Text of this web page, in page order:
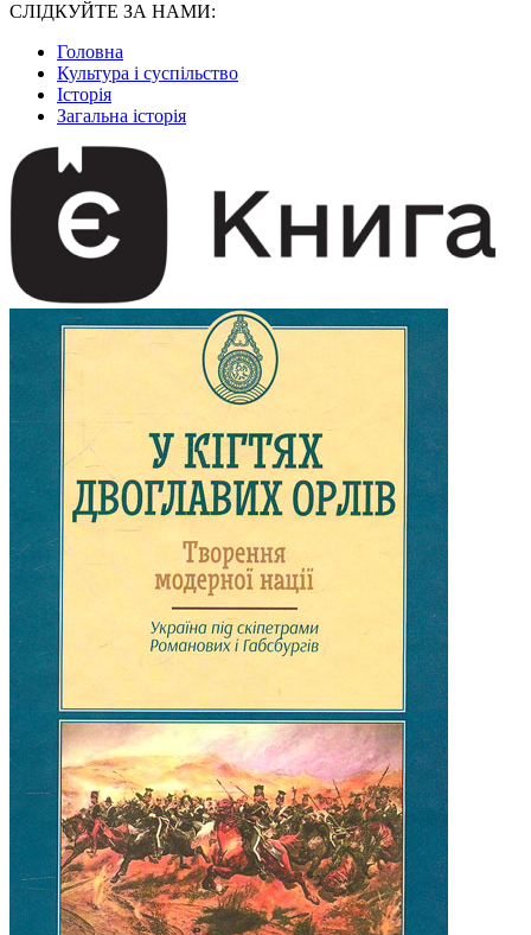
СЛІДКУЙТЕ ЗА НАМИ:
Головна
Культура і суспільство
Історія
Загальна історія